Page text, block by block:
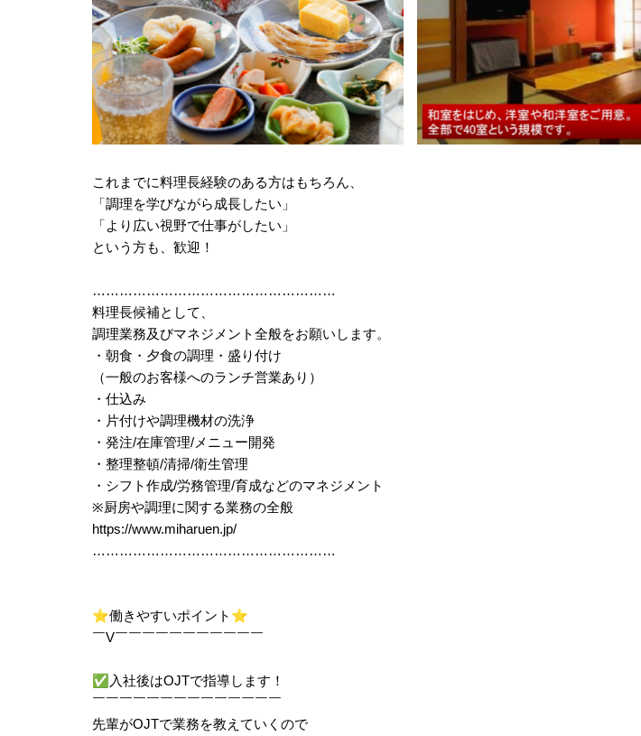
これまでに料理長経験のある方はもちろん、
「調理を学びながら成長したい」
「より広い視野で仕事がしたい」
という方も、歓迎！
………………………………………………
料理長候補として、
調理業務及びマネジメント全般をお願いします。
・朝食・夕食の調理・盛り付け
（一般のお客様へのランチ営業あり）
・仕込み
・片付けや調理機材の洗浄
・発注/在庫管理/メニュー開発
・整理整頓/清掃/衛生管理
・シフト作成/労務管理/育成などのマネジメント
※厨房や調理に関する業務の全般
https://www.miharuen.jp/
………………………………………………
⭐働きやすいポイント ⭐
￣V￣￣￣￣￣￣￣￣￣￣￣
✅ 入社後はOJTで指導します！
￣￣￣￣￣￣￣￣￣￣￣￣￣￣
先輩がOJTで業務を教えていくので